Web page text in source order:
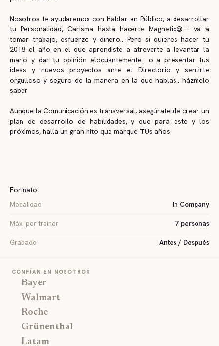
Nosotros te ayudaremos con Hablar en Público, a desarrollar
tu Personalidad, Carisma hasta hacerte Magnetic@.-- va a
tomar trabajo, esfuerzo y dinero.. Pero si quieres hacer tu
2018 el año en el que aprendiste a atreverte a levantar la
mano y dar tu opinión elocuentemente.. o a presentar tus
ideas y nuevos proyectos ante el Directorio y sentirte
orgulloso y seguro de la manera en la que hablas.. házmelo
saber
Aunque la Comunicación es transversal, asegúrate de crear un
plan de desarrollo de habilidades, y que para este y los
próximos, halla un gran hito que marque TUs años.
Formato
Modalidad
In Company
Máx. por trainer 7 personas
Grabado Antes / Después
CONFÍAN EN NOSOTROS
Bayer
Walmart
Roche
Grünenthal
Latam